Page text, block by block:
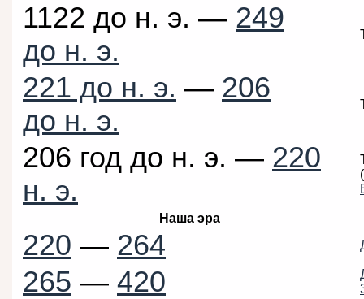
1122 до н. э. — 249
до н. э.
221 до н. э. — 206
до н. э.
206 год до н. э. — 220
н. э.
Наша эра
220 — 264
265 — 420